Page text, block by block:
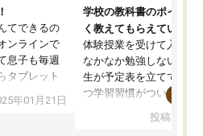
てできるの
ンラインで
息子も毎週
タブレット
になりまし
もとても気
年01月21日
学校の教科書のポイント
く教えてもらえている
体験授業を受けて入塾し
なかなか勉強しない息子
生が予定表を立ててくれ
つ学習習慣がついてきま
指導が無い日も予定表
投稿日：